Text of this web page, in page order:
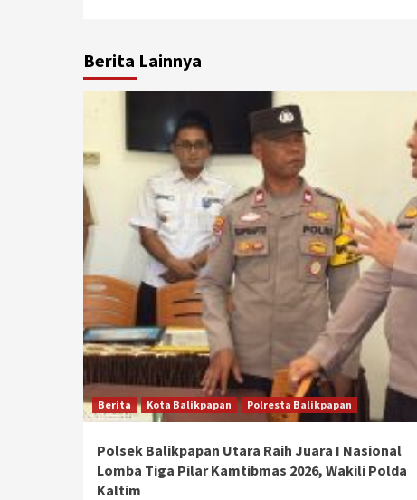
Berita Lainnya
Berita Kota Balikpapan Polresta Balikpapan
Polsek Balikpapan Utara Raih Juara I Nasional
Lomba Tiga Pilar Kamtibmas 2026, Wakili Polda
Kaltim